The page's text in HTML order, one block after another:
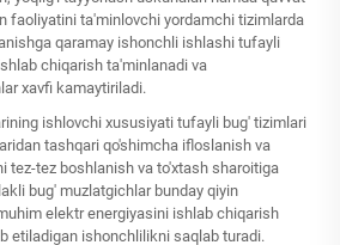
faoliyatini ta'minlovchi yordamchi tizimlarda
qaramay ishonchli ishlashi tufayli
chiqarish ta'minlanadi va
xavfi kamaytiriladi.
ishlovchi xususiyati tufayli bug' tizimlari
tashqari qo'shimcha ifloslanish va
tez-tez boshlanish va to'xtash sharoitiga
bug' muzlatgichlar bunday qiyin
elektr energiyasini ishlab chiqarish
etiladigan ishonchlilikni saqlab turadi.